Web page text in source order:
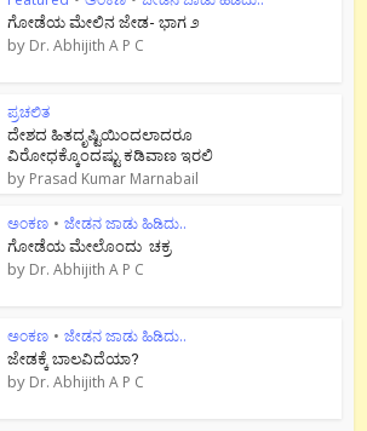
ಗೋಡೆಯ ಮೇಲಿನ ಜೇಡ- ಭಾಗ ೨
by Dr. Abhijith A P C
ಪ್ರಚಲಿತ
ದೇಶದ ಹಿತದೃಷ್ಟಿಯಿಂದಲಾದರೂ
ವಿರೋಧಕ್ಕೊಂದಷ್ಟು ಕಡಿವಾಣ ಇರಲಿ
by Prasad Kumar Marnabail
ಅಂಕಣ • ಜೇಡನ ಜಾಡು ಹಿಡಿದು..
ಗೋಡೆಯ ಮೇಲೊಂದು ಚಕ್ರ
by Dr. Abhijith A P C
ಅಂಕಣ • ಜೇಡನ ಜಾಡು ಹಿಡಿದು..
ಜೇಡಕ್ಕೆ ಬಾಲವಿದೆಯಾ?
by Dr. Abhijith A P C